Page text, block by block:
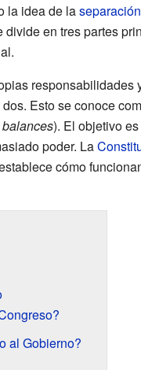
la idea de la
en tres partes
responsabilidades
Esto se conoce
). El objetivo
poder. La
cómo
al Gobierno?